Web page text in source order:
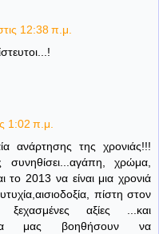
12:38 π.μ.
1:02 π.μ.
ανάρτησης της χρονιάς!!!
χρώμα,
το 2013 να είναι μια χρονιά
πίστη στον
αξίες ...και
θα μας βοηθήσουν να